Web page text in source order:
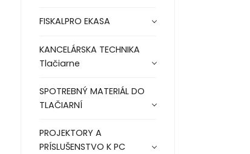
FISKALPRO EKASA
KANCELÁRSKA TECHNIKA
Tlačiarne
SPOTREBNÝ MATERIÁL DO
TLAČIARNÍ
PROJEKTORY A
PRÍSLUŠENSTVO K PC